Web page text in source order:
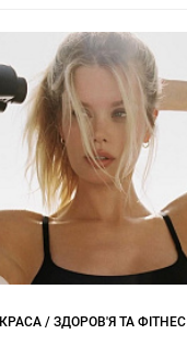
КРАСА / ЗДОРОВ'Я ТА ФІТНЕС